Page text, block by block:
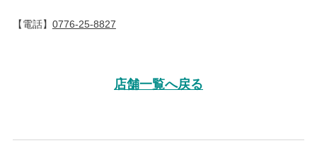
【電話】 0776-25-8827
店舗一覧へ戻る